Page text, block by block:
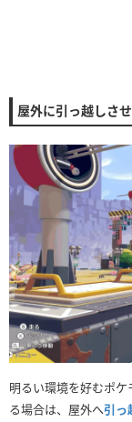
屋外に引っ越しさ
明るい環境を好むポ
る場合は、屋外へ引っ